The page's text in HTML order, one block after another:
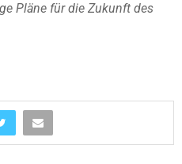
Pläne für die Zukunft des